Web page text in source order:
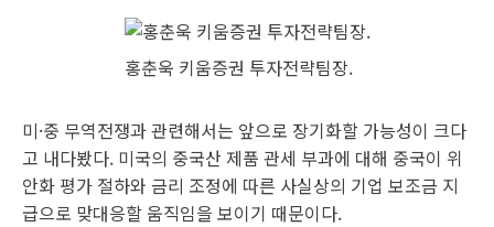
홍춘욱 키움증권 투자전략팀장.
미·중 무역전쟁과 관련해서는 앞으로 장기화할 가능성이 크다
고 내다봤다. 미국의 중국산 제품 관세 부과에 대해 중국이 위
안화 평가 절하와 금리 조정에 따른 사실상의 기업 보조금 지
급으로 맞대응할 움직임을 보이기 때문이다.